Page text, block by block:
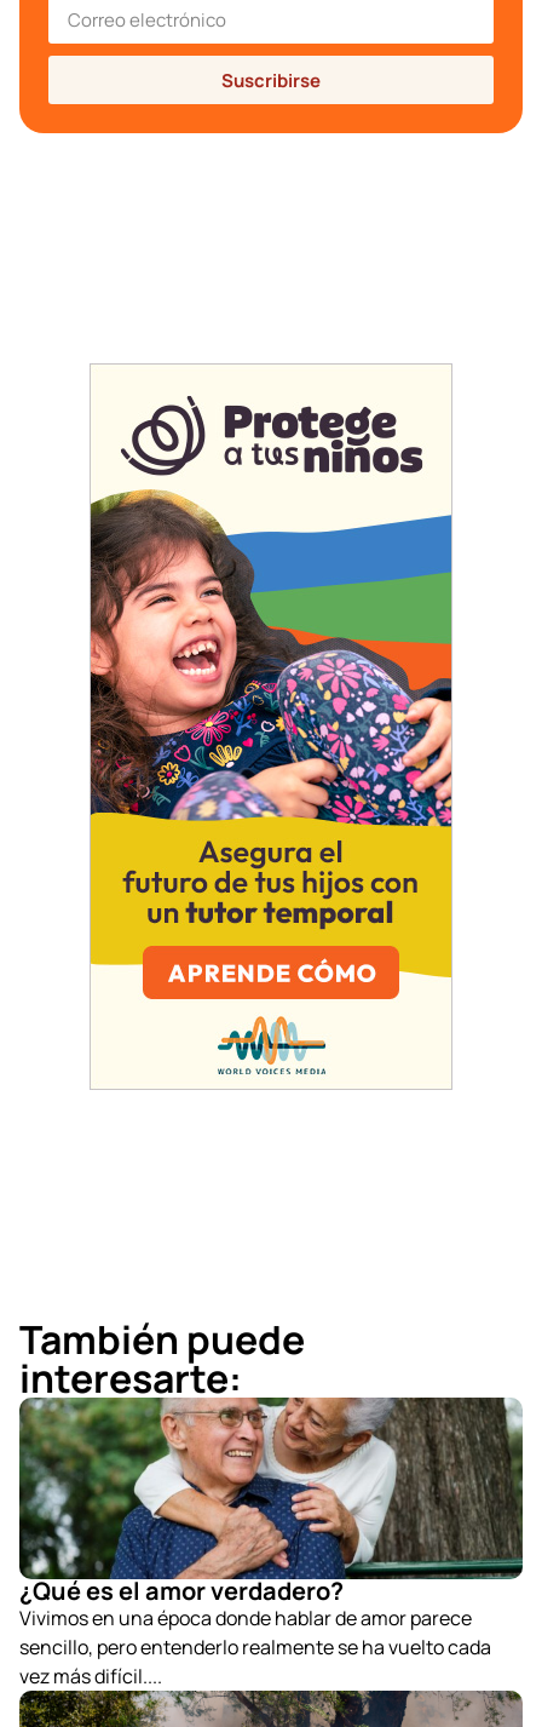
Suscribirse
También puede
interesarte:
¿Qué es el amor verdadero?
Vivimos en una época donde hablar de amor parece
sencillo, pero entenderlo realmente se ha vuelto cada
vez más difícil....